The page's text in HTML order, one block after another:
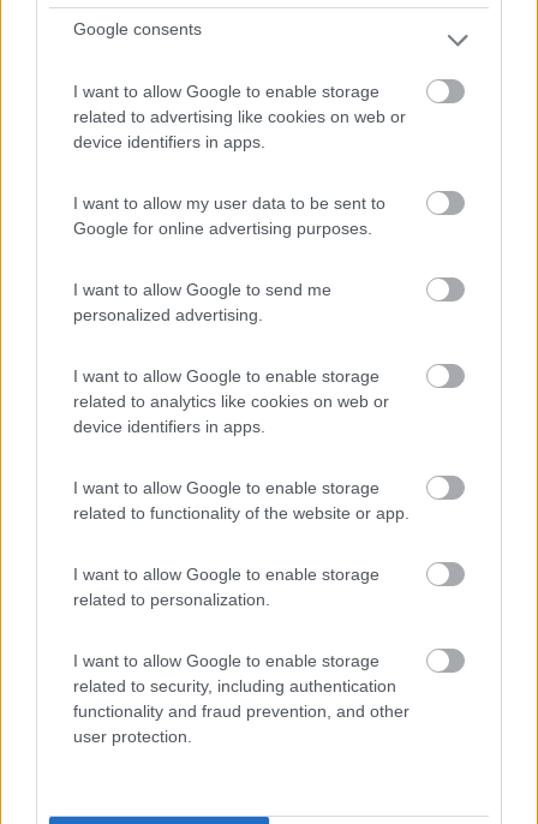
Google consents
I want to allow Google to enable storage
related to advertising like cookies on web or
device identifiers in apps.
I want to allow my user data to be sent to
Google for online advertising purposes.
I want to allow Google to send me
personalized advertising.
I want to allow Google to enable storage
related to analytics like cookies on web or
device identifiers in apps.
I want to allow Google to enable storage
related to functionality of the website or app.
I want to allow Google to enable storage
related to personalization.
I want to allow Google to enable storage
related to security, including authentication
functionality and fraud prevention, and other
user protection.
9,5 4
A pochi passi dal paese, l'azienda agricola biologica dis...
Viale Europa 15 - Regione Marroccheddu
Area di sosta (AA)
Agricampeggio Il Ruscello
9,2 59
Servizi / Posizione